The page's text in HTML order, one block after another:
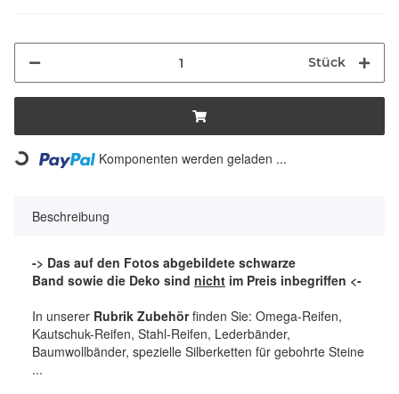
Stück
Loading... Komponenten werden geladen ...
Beschreibung
-> Das auf den Fotos abgebildete schwarze
Band sowie die Deko sind nicht im Preis inbegriffen <-
In unserer Rubrik Zubehörfinden Sie: Omega-Reifen,
Kautschuk-Reifen, Stahl-Reifen, Lederbänder,
Baumwollbänder, spezielle Silberketten für gebohrte Steine
...